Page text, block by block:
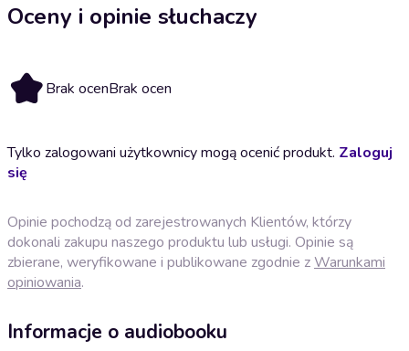
Oceny i opinie słuchaczy
Brak ocenBrak ocen
Tylko zalogowani użytkownicy mogą ocenić produkt. Zaloguj
się
Opinie pochodzą od zarejestrowanych Klientów, którzy
dokonali zakupu naszego produktu lub usługi. Opinie są
zbierane, weryfikowane i publikowane zgodnie zWarunkami
opiniowania.
Informacje o audiobooku